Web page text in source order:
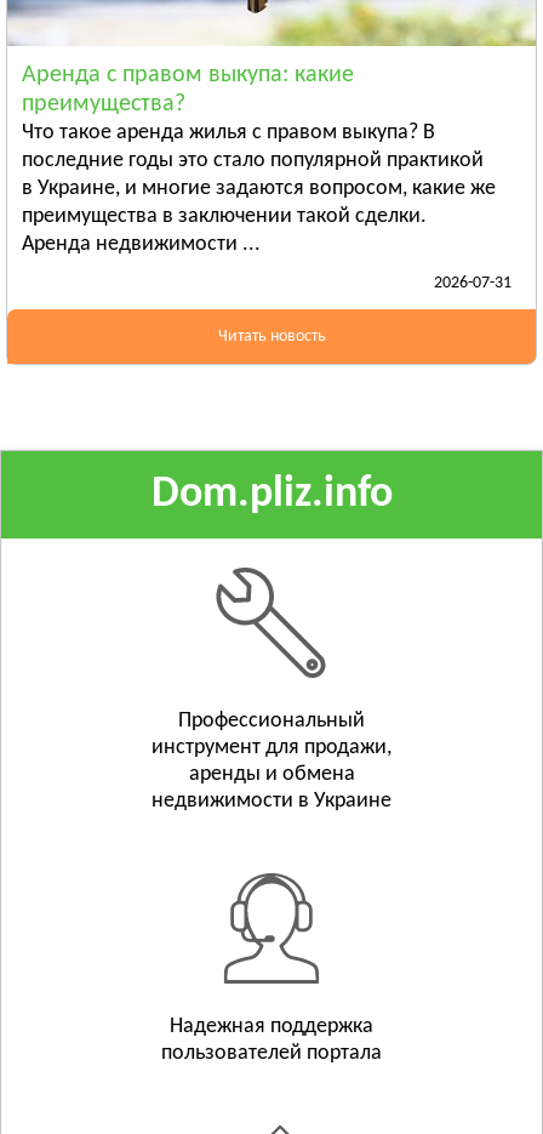
Ананьев
Арциз
Балта
ПОЛТАВСКАЯ ОБЛАСТЬ
Гадяч
Глобино
РОВЕНСКАЯ ОБЛАСТЬ
Березно
Смотреть всё
СУМСКАЯ ОБЛАСТЬ
Смотреть всё
ТЕРНОПОЛЬСКАЯ ОБЛАСТЬ
Смотреть всё
Смотреть всё
ХЕРСОНСКАЯ ОБЛАСТЬ
Аренда с правом выкупа: какие
преимущества?
Что такое аренда жилья с правом выкупа? В
последние годы это стало популярной практикой
в Украине, и многие задаются вопросом, какие же
преимущества в заключении такой сделки.
Аренда недвижимости ...
2026-07-31
Читать новость
Dom.pliz.info
Профессиональный
инструмент для продажи,
аренды и обмена
недвижимости в Украине
Надежная поддержка
пользователей портала